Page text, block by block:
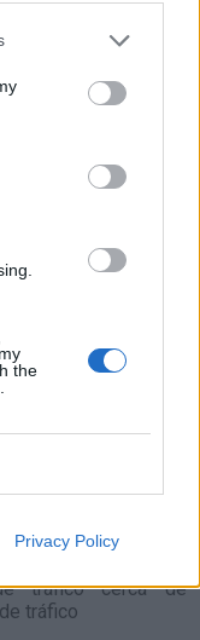
the
Privacy Policy
Gasto
10l/100km
l.-
27l.- 0,00€
de la DGT en
cerca de
de la DGT en
tráfico cerca de
tráfico